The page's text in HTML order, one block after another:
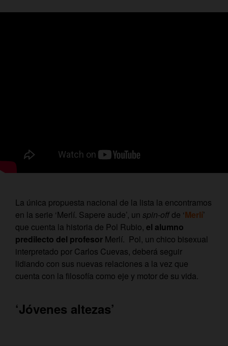
La única propuesta nacional de la lista la encontramos
en la serie ‘Merlí. Sapere aude’, un spin-offde ‘Merlí’
que cuenta la historia de Pol Rubio, el alumno
predilecto del profesor Merlí. Pol, un chico bisexual
interpretado por Carlos Cuevas, deberá seguir
lidiando con sus nuevas relaciones a la vez que
cuenta con la filosofía como eje y motor de su vida.
‘Jóvenes altezas’